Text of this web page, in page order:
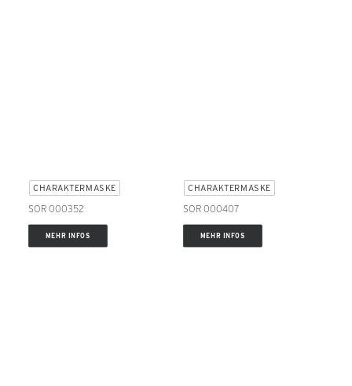
CHARAKTERMASKE
SOR 000352
MEHR INFOS
CHARAKTERMASKE
SOR 000407
MEHR INFOS